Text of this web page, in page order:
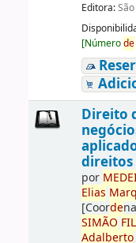
Editora:
[Númerode
Direito
direitos
por MEDE
Elias
[Coorde
SIMÃO
Adalberto